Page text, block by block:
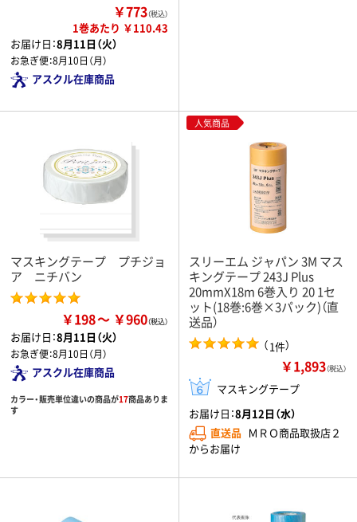
￥773（税込）
1巻あたり ￥110.43
お届け日：8月11日（火）
お急ぎ便：8月10日（月）
アスクル在庫商品
マスキングテープ プチジョ
ア ニチバン
￥198 ￥960
お届け日：8月11日（火）
お急ぎ便：8月10日（月）
アスクル在庫商品
カラー・販売単位違いの商品が17商品ありま
す
人気商品
スリーエム ジャパン 3M マス
キングテープ 243J Plus
20mmX18m 6巻入り 20 1セ
ット(18巻:6巻×3パック)（直
送品）
（1件）
￥1,893（税込）
マスキングテープ
お届け日：8月12日（水）
直送品 ＭＲＯ商品取扱店２
からお届け